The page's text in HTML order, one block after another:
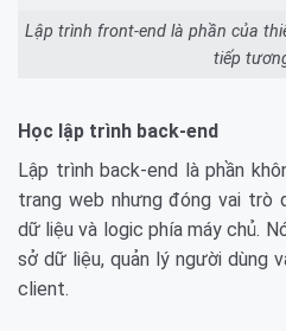
Lập trình front-end là phần của
tiếp
Học lập trình back-end
Lập trình back-end là phần
trang web nhưng đóng vai trò
dữ liệu và logic phía máy chủ.
sở dữ liệu, quản lý người dùng
client.